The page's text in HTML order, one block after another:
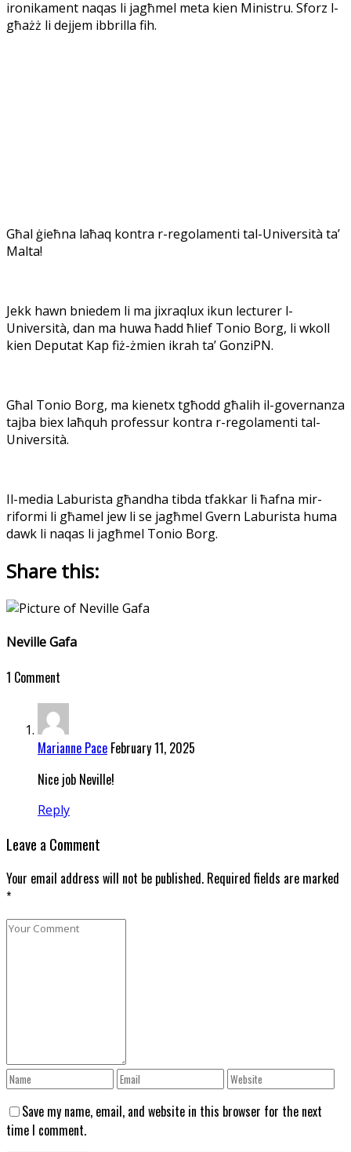
ironikament naqas li jagħmel meta kien Ministru. Sforz l-
għażż li dejjem ibbrilla fih.
Għal ġieħna laħaq kontra r-regolamenti tal-Università ta’
Malta!
Jekk hawn bniedem li ma jixraqlux ikun lecturer l-
Università, dan ma huwa ħadd ħlief Tonio Borg, li wkoll
kien Deputat Kap fiż-żmien ikrah ta’ GonziPN.
Għal Tonio Borg, ma kienetx tgħodd għalih il-governanza
tajba biex laħquh professur kontra r-regolamenti tal-
Università.
Il-media Laburista għandha tibda tfakkar li ħafna mir-
riformi li għamel jew li se jagħmel Gvern Laburista huma
dawk li naqas li jagħmel Tonio Borg.
Share this:
Neville Gafa
1 Comment
Marianne Pace February 11, 2025
Nice job Neville!
Reply
Leave a Comment
Your email address will not be published. Required fields are marked
*
Save my name, email, and website in this browser for the next
time I comment.